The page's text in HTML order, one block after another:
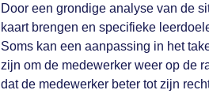
Door een grondige analyse van de
kaart brengen en specifieke
Soms kan een aanpassing in het
zijn om de medewerker weer op de
dat de medewerker beter tot zijn